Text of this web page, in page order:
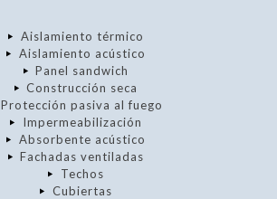
Aislamiento térmico
Aislamiento acústico
Panel sandwich
Construcción seca
Protección pasiva al fuego
Impermeabilización
Absorbente acústico
Fachadas ventiladas
Techos
Cubiertas